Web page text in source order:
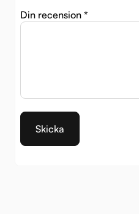
Din recension *